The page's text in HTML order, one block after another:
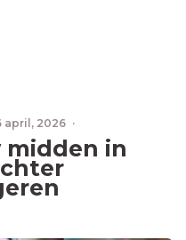
april, 2026 ·
midden in